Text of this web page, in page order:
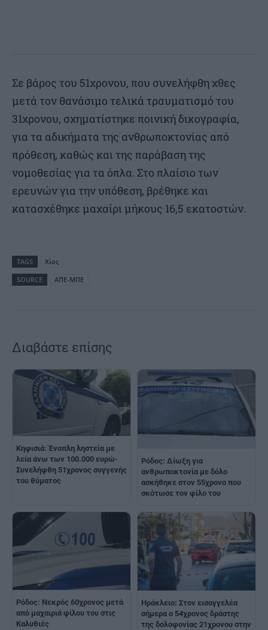
Σε βάρος του 51χρονου, που συνελήφθη χθες
μετά τον θανάσιμο τελικά τραυματισμό του
31χρονου, σχηματίστηκε ποινική δικογραφία,
για τα αδικήματα της ανθρωποκτονίας από
πρόθεση, καθώς και της παράβαση της
νομοθεσίας για τα όπλα. Στο πλαίσιο των
ερευνών για την υπόθεση, βρέθηκε και
κατασχέθηκε μαχαίρι μήκους 16,5 εκατοστών.
TAGS
Χίος
SOURCE
ΑΠΕ-ΜΠΕ
Διαβάστε επίσης
Κηφισιά: Ένοπλη ληστεία με
λεία άνω των 100.000 ευρώ-
Συνελήφθη 51χρονος συγγενής
του θύματος
Ρόδος: Δίωξη για
ανθρωποκτονία με δόλο
ασκήθηκε στον 55χρονο που
σκότωσε τον φίλο του
Ρόδος: Νεκρός 60χρονος μετά
από μαχαιριά φίλου του στις
Καλυθιές
Ηράκλειο: Στον εισαγγελέα
σήμερα ο 54χρονος δράστης
της δολοφονίας 21χρονου στην